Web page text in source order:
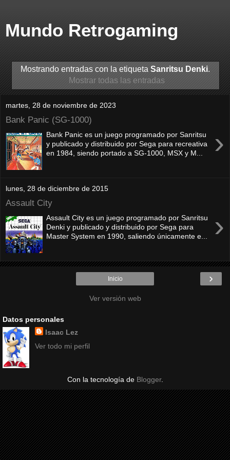
Mundo Retrogaming
Mostrando entradas con la etiqueta Sanritsu Denki.
Mostrar todas las entradas
martes, 28 de noviembre de 2023
Bank Panic (SG-1000)
›
Bank Panic es un juego programado por Sanritsu
y publicado y distribuido por Sega para recreativa
en 1984, siendo portado a SG-1000, MSX y M...
lunes, 28 de diciembre de 2015
Assault City
›
Assault City es un juego programado por Sanritsu
Denki y publicado y distribuido por Sega para
Master System en 1990, saliendo únicamente e...
›
Inicio
Ver versión web
Datos personales
Isaac Lez
Ver todo mi perfil
Con la tecnología de Blogger.